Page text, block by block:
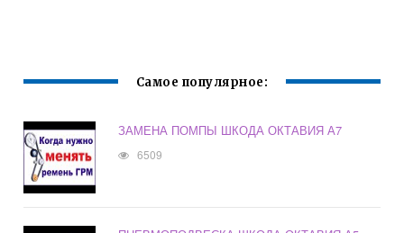
Самое популярное:
ЗАМЕНА ПОМПЫ ШКОДА ОКТАВИЯ А7
6509